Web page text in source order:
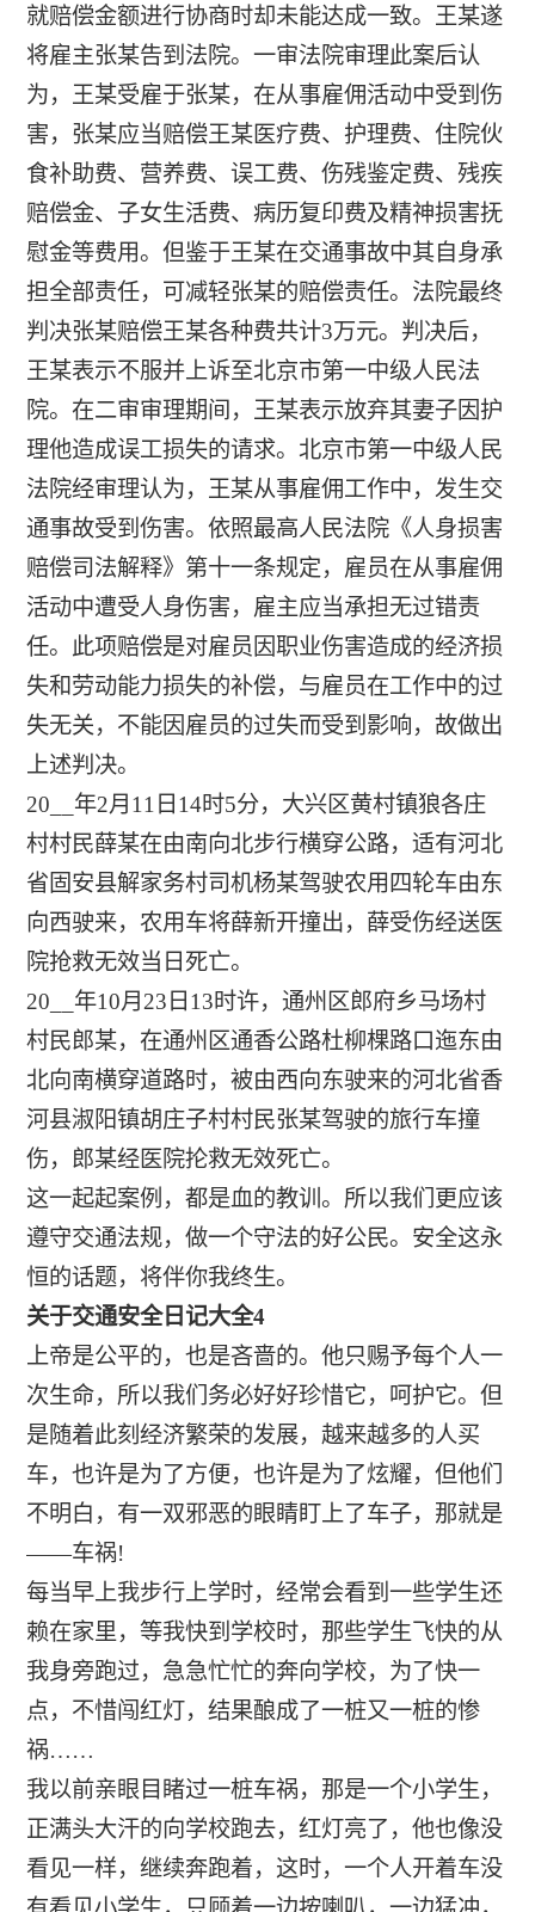
就赔偿金额进行协商时却未能达成一致。王某遂
将雇主张某告到法院。一审法院审理此案后认
为，王某受雇于张某，在从事雇佣活动中受到伤
害，张某应当赔偿王某医疗费、护理费、住院伙
食补助费、营养费、误工费、伤残鉴定费、残疾
赔偿金、子女生活费、病历复印费及精神损害抚
慰金等费用。但鉴于王某在交通事故中其自身承
担全部责任，可减轻张某的赔偿责任。法院最终
判决张某赔偿王某各种费共计3万元。判决后，
王某表示不服并上诉至北京市第一中级人民法
院。在二审审理期间，王某表示放弃其妻子因护
理他造成误工损失的请求。北京市第一中级人民
法院经审理认为，王某从事雇佣工作中，发生交
通事故受到伤害。依照最高人民法院《人身损害
赔偿司法解释》第十一条规定，雇员在从事雇佣
活动中遭受人身伤害，雇主应当承担无过错责
任。此项赔偿是对雇员因职业伤害造成的经济损
失和劳动能力损失的补偿，与雇员在工作中的过
失无关，不能因雇员的过失而受到影响，故做出
上述判决。
20__年2月11日14时5分，大兴区黄村镇狼各庄
村村民薛某在由南向北步行横穿公路，适有河北
省固安县解家务村司机杨某驾驶农用四轮车由东
向西驶来，农用车将薛新开撞出，薛受伤经送医
院抢救无效当日死亡。
20__年10月23日13时许，通州区郎府乡马场村
村民郎某，在通州区通香公路杜柳棵路口迤东由
北向南横穿道路时，被由西向东驶来的河北省香
河县淑阳镇胡庄子村村民张某驾驶的旅行车撞
伤，郎某经医院抡救无效死亡。
这一起起案例，都是血的教训。所以我们更应该
遵守交通法规，做一个守法的好公民。安全这永
恒的话题，将伴你我终生。
关于交通安全日记大全4
上帝是公平的，也是吝啬的。他只赐予每个人一
次生命，所以我们务必好好珍惜它，呵护它。但
是随着此刻经济繁荣的发展，越来越多的人买
车，也许是为了方便，也许是为了炫耀，但他们
不明白，有一双邪恶的眼睛盯上了车子，那就是
――车祸!
每当早上我步行上学时，经常会看到一些学生还
赖在家里，等我快到学校时，那些学生飞快的从
我身旁跑过，急急忙忙的奔向学校，为了快一
点，不惜闯红灯，结果酿成了一桩又一桩的惨
祸……
我以前亲眼目睹过一桩车祸，那是一个小学生，
正满头大汗的向学校跑去，红灯亮了，他也像没
看见一样，继续奔跑着，这时，一个人开着车没